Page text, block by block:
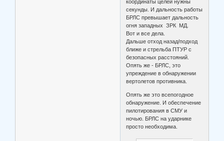
координаты целей нужны
секунды. И дальность работы
БРЛС превышает дальность
огня западных ЗРК МД.
Вот и все дела.
Дальше отход назад/подход
ближе и стрельба ПТУР с
безопасных расстояний.
Опять же - БРЛС, это
упреждение в обнаружении
вертолетов противника.
Опять же это всепогодное
обнаружение. И обеспечение
пилотирования в СМУ и
ночью. БРЛС на ударнике
просто необходима.